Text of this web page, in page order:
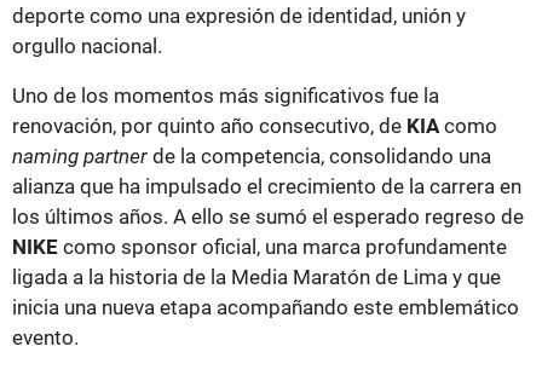
deporte como una expresión de identidad, unión y
orgullo nacional.
Uno de los momentos más significativos fue la
renovación, por quinto año consecutivo, de KIAcomo
naming partner de la competencia, consolidando una
alianza que ha impulsado el crecimiento de la carrera en
los últimos años. A ello se sumó el esperado regreso de
NIKE como sponsor oficial, una marca profundamente
ligada a la historia de la Media Maratón de Lima y que
inicia una nueva etapa acompañando este emblemático
evento.